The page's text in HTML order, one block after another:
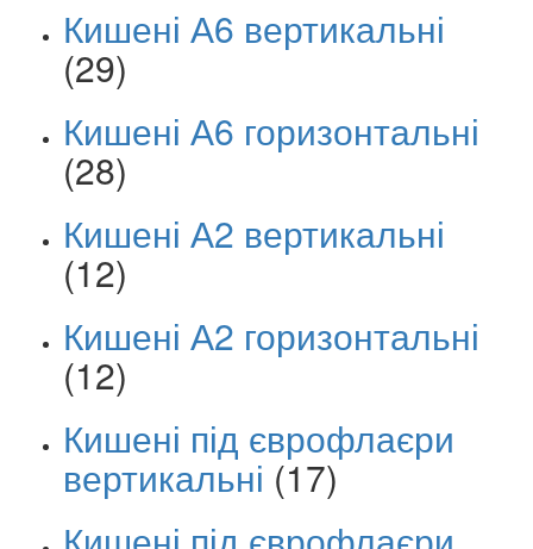
Кишені А6 вертикальні
(29)
Кишені А6 горизонтальні
(28)
Кишені А2 вертикальні
(12)
Кишені А2 горизонтальні
(12)
Кишені під єврофлаєри
вертикальні (17)